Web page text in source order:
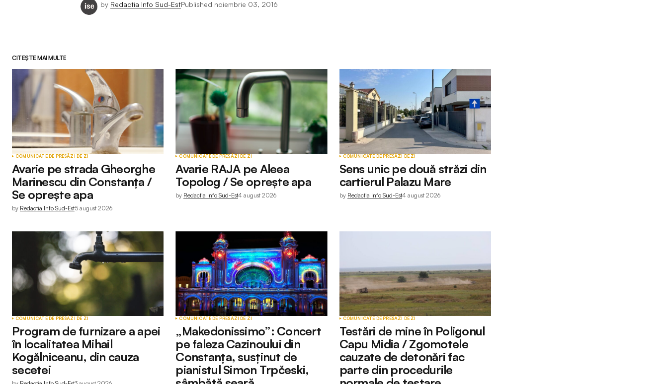
by Redactia Info Sud-EstPublished noiembrie 03, 2016
CITEȘTE MAI MULTE
COMUNICATE DE PRESĂZI DE ZI
Avarie pe strada Gheorghe
Marinescu din Constanța /
Se oprește apa
by Redactia Info Sud-Est5 august 2026
COMUNICATE DE PRESĂZI DE ZI
Avarie RAJA pe Aleea
Topolog / Se oprește apa
by Redactia Info Sud-Est4 august 2026
COMUNICATE DE PRESĂZI DE ZI
Sens unic pe două străzi din
cartierul Palazu Mare
by Redactia Info Sud-Est4 august 2026
COMUNICATE DE PRESĂZI DE ZI
Program de furnizare a apei
în localitatea Mihail
Kogălniceanu, din cauza
secetei
COMUNICATE DE PRESĂZI DE ZI
„Makedonissimo”: Concert
pe faleza Cazinoului din
Constanța, susținut de
pianistul Simon Trpčeski,
COMUNICATE DE PRESĂZI DE ZI
Testări de mine în Poligonul
Capu Midia / Zgomotele
cauzate de detonări fac
parte din procedurile